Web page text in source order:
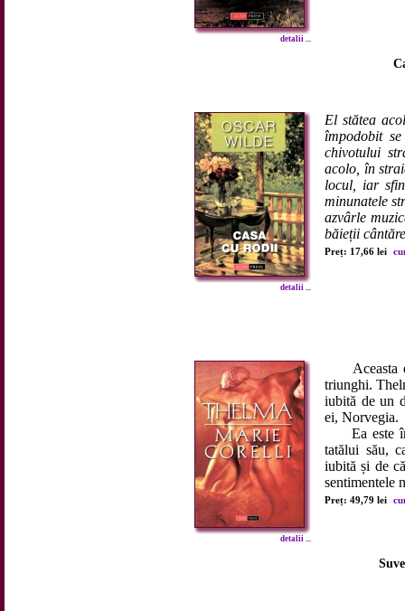
detalii ...
detalii ...
El stătea
împodobit
chivotului
acolo, în
locul, iar
minunatele
azvârle
băieții
Preț: 17,66 lei
detalii ...
Aceasta
triunghi.
iubită de un
ei, Norvegia.
Ea este în
tatălui său,
iubită și de
sentimentele
Preț: 49,79 lei